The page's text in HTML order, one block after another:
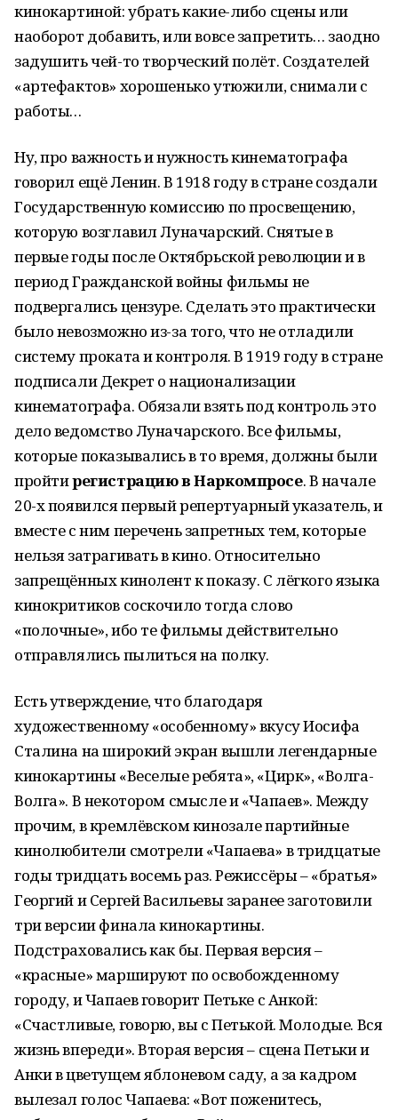
кинокартиной: убрать какие-либо сцены или
наоборот добавить, или вовсе запретить… заодно
задушить чей-то творческий полёт. Создателей
«артефактов» хорошенько утюжили, снимали с
работы…
Ну, про важность и нужность кинематографа
говорил ещё Ленин. В 1918 году в стране создали
Государственную комиссию по просвещению,
которую возглавил Луначарский. Снятые в
первые годы после Октябрьской революции и в
период Гражданской войны фильмы не
подвергались цензуре. Сделать это практически
было невозможно из-за того, что не отладили
систему проката и контроля. В 1919 году в стране
подписали Декрет о национализации
кинематографа. Обязали взять под контроль это
дело ведомство Луначарского. Все фильмы,
которые показывались в то время, должны были
пройтирегистрацию в Наркомпросе. В начале
20-х появился первый репертуарный указатель, и
вместе с ним перечень запретных тем, которые
нельзя затрагивать в кино. Относительно
запрещённых кинолент к показу. С лёгкого языка
кинокритиков соскочило тогда слово
«полочные», ибо те фильмы действительно
отправлялись пылиться на полку.
Есть утверждение, что благодаря
художественному «особенному» вкусу Иосифа
Сталина на широкий экран вышли легендарные
кинокартины «Веселые ребята», «Цирк», «Волга-
Волга». В некотором смысле и «Чапаев». Между
прочим, в кремлёвском кинозале партийные
кинолюбители смотрели «Чапаева» в тридцатые
годы тридцать восемь раз. Режиссёры – «братья»
Георгий и Сергей Васильевы заранее заготовили
три версии финала кинокартины.
Подстраховались как бы. Первая версия –
«красные» маршируют по освобожденному
городу, и Чапаев говорит Петьке с Анкой:
«Счастливые, говорю, вы с Петькой. Молодые. Вся
жизнь впереди». Вторая версия – сцена Петьки и
Анки в цветущем яблоневом саду, а за кадром
вылезал голос Чапаева: «Вот поженитесь,